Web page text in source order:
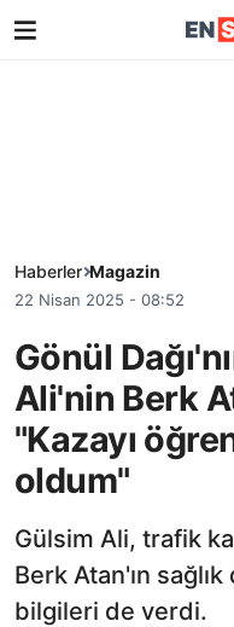
Haberler Magazin
22 Nisan 2025 - 08:52
Gönül
Ali'nin Berk
"Kazayı
oldum"
Gülsim Ali, trafik
Berk Atan'ın
bilgileri de verdi.